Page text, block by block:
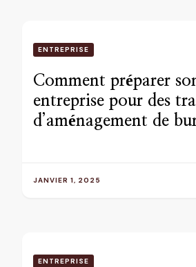
ENTREPRISE
Comment préparer
entreprise pour des
d’aménagement de
JANVIER 1, 2025
ENTREPRISE